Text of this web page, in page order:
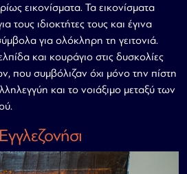
εικονίσματα. Τα εικονίσματα
τους ιδιοκτήτες τους και έγινα
για ολόκληρη τη γειτονιά.
και κουράγιο στις δυσκολίες
που συμβόλιζαν όχι μόνο την πίστη
και το νοιάξιμο μεταξύ των